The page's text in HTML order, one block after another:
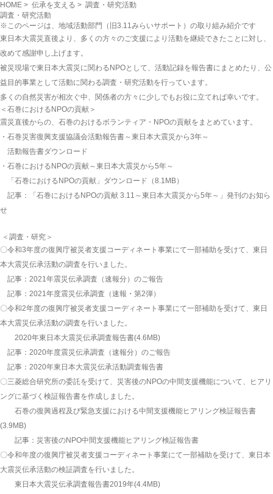
HOME > 伝承を支える > 調査・研究活動
調査・研究活動
※このページは、地域活動部門（旧3.11みらいサポート）の取り組み紹介です
東日本大震災直後より、多くの方々のご支援により活動を継続できたことに対し、
改めて感謝申し上げます。
被災現場で東日本大震災に関わるNPOとして、活動記録を報告書にまとめたり、公
益目的事業として活動に関わる調査・研究活動を行っています。
多くの自然災害が相次ぐ中、関係者の方々に少しでもお役に立てれば幸いです。
＜石巻におけるNPOの貢献＞
震災直後からの、石巻のおけるボランティア・NPOの貢献をまとめています。
・石巻災害復興支援協議会活動報告書～東日本大震災から3年～
活動報告書ダウンロード
・石巻におけるNPOの貢献～東日本大震災から5年～
「 石巻におけるNPOの貢献 」ダウンロード（8.1MB）
記事：
「石巻におけるNPOの貢献 3.11～東日本大震災から5年～」発刊のお知ら
せ
＜調査・研究＞
〇令和3年度の復興庁被災者支援コーディネート事業にて一部補助を受けて、東日
本大震災伝承活動の調査を行いました。
記事： 2021年震災伝承調査（速報分）のご報告
記事： 2021年度震災伝承調査（速報・第2弾）
〇令和2年度の復興庁被災者支援コーディネート事業にて一部補助を受けて、東日
本大震災伝承活動の調査を行いました。
2020年東日本大震災伝承調査報告書(4.6MB)
記事： 2020年度震災伝承調査（速報分）のご報告
記事： 2020年東日本大震災伝承活動調査報告書
〇三菱総合研究所の委託を受けて、災害後のNPOの中間支援機能について、ヒアリ
ングに基づく検証報告書を作成しました。
石巻の復興過程及び緊急支援における中間支援機能ヒアリング検証報告書
(3.9MB)
記事： 災害後のNPO中間支援機能ヒアリング検証報告書
〇令和年度の復興庁被災者支援コーディネート事業にて一部補助を受けて、東日本
大震災伝承活動の検証調査を行いました。
東日本大震災伝承調査報告書2019年(4.4MB)